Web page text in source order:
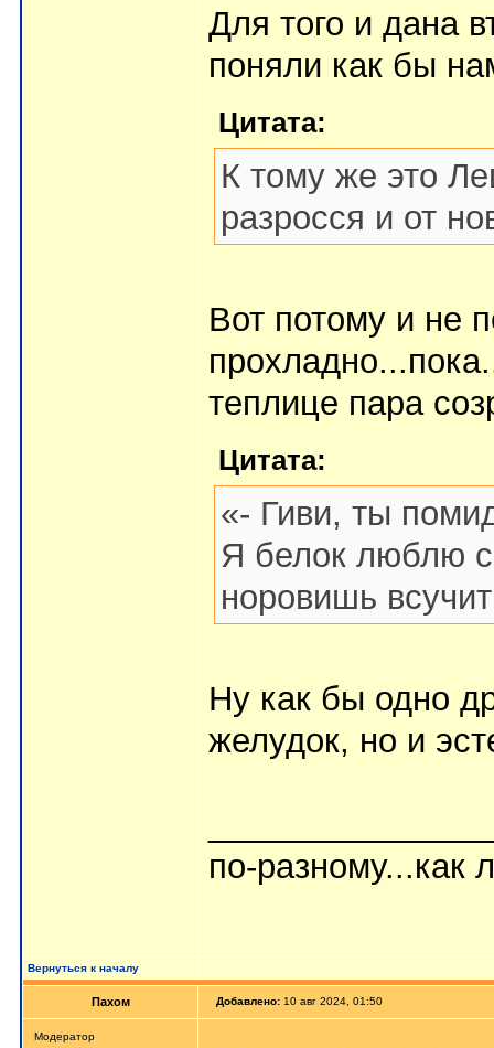
Для того и дана
поняли как бы
Цитата:
К тому же это
разросся и от
Вот потому и не
теплице пара
Цитата:
«- Гиви, ты
Я белок люблю с
норовишь
Ну как бы одно
желудок, но и
по-разному...как
Вернуться к началу
Пахом Добавлено: 10 авг 2024, 01:50
Мoдератор